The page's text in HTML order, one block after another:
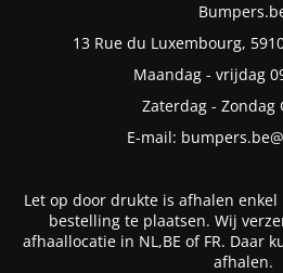
13 Rue du Luxembourg,
Maandag - vrijdag
Zaterdag - Zondag
E-mail:
Let op door drukte is afhalen
bestelling te plaatsen. Wij
afhaallocatie in NL,BE of FR. Daar
afhalen.